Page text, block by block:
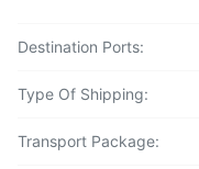
Destination Ports:
Type Of Shipping:
Transport Package: